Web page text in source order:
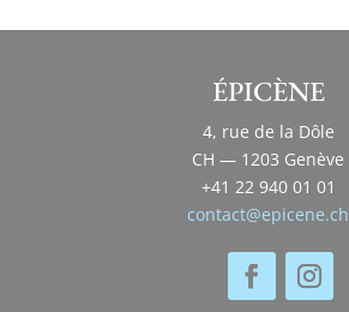
ÉPICÈNE
4, rue de la Dôle
CH — 1203 Genève
+41 22 940 01 01
contact@epicene.ch